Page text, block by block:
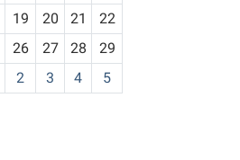
19 20 21
22
26 27 28
29
2 3 4 5